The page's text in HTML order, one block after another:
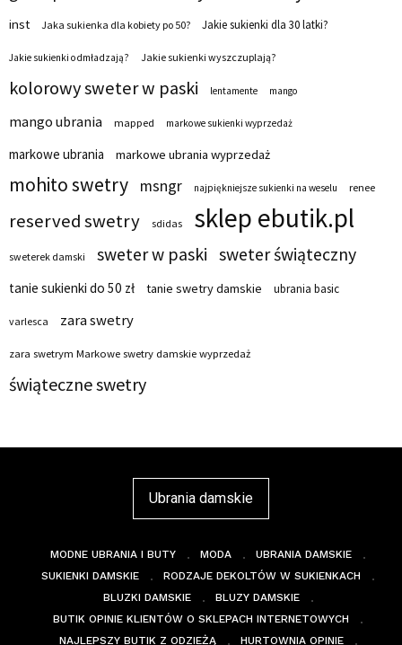
inst Jaka sukienka dla kobiety po 50? Jakie sukienki dla 30 latki?
Jakie sukienki odmładzają? Jakie sukienki wyszczuplają?
kolorowy sweter w paski lentamente mango
mango ubrania mapped markowe sukienki wyprzedaż
markowe ubrania markowe ubrania wyprzedaż
mohito swetry msngr najpiękniejsze sukienki na weselu renee
reserved swetry sdidas sklep ebutik.pl
sweterek damski sweter w paski sweter świąteczny
tanie sukienki do 50 zł tanie swetry damskie ubrania basic
varlesca zara swetry
zara swetrym Markowe swetry damskie wyprzedaż
świąteczne swetry
Ubrania damskie
MODNE UBRANIA I BUTY MODA
UBRANIA DAMSKIE
SUKIENKI DAMSKIE
RODZAJE DEKOLTÓW W SUKIENKACH
BLUZKI DAMSKIE
BLUZY DAMSKIE
BUTIK OPINIE KLIENTÓW O SKLEPACH INTERNETOWYCH
NAJLEPSZY BUTIK Z ODZIEŻĄ
HURTOWNIA OPINIE